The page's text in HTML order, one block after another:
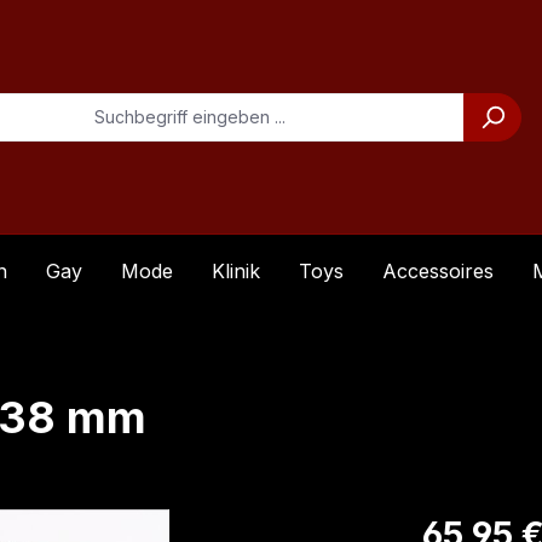
Gay Mode Klinik Toys Accessoires
mm
Regulärer